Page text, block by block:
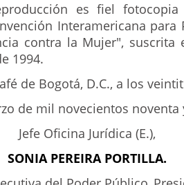
es fiel
Interamericana para
contra la Mujer", suscrita
1994.
de Bogotá, D.C., a los
de mil novecientos noventa
Jefe Oficina Jurídica (E.),
SONIA PEREIRA PORTILLA.